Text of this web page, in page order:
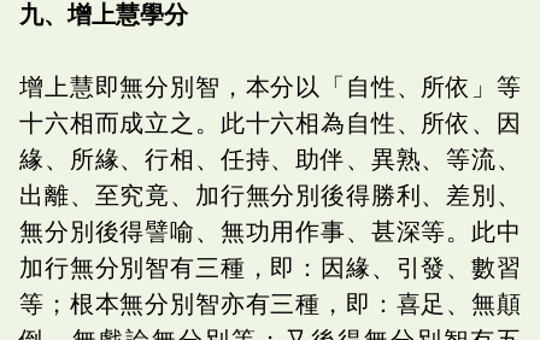
九、增上慧學分
增上慧即無分別智，本分以「自性、所依」等
十六相而成立之。此十六相為自性、所依、因
緣、所緣、行相、任持、助伴、異熟、等流、
出離、至究竟、加行無分別後得勝利、差別、
無分別後得譬喻、無功用作事、甚深等。此中
加行無分別智有三種，即：因緣、引發、數習
等；根本無分別智亦有三種，即：喜足、無顛